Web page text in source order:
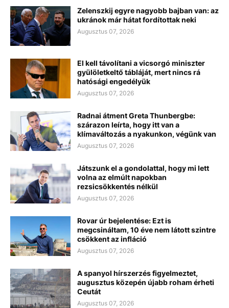
Zelenszkij egyre nagyobb bajban van: az
ukránok már hátat fordítottak neki
Augusztus 07, 2026
El kell távolítani a vicsorgó miniszter
gyülöletkeltő tábláját, mert nincs rá
hatósági engedélyük
Augusztus 07, 2026
Radnai átment Greta Thunbergbe:
szárazon leírta, hogy itt van a
klímaváltozás a nyakunkon, végünk van
Augusztus 07, 2026
Játszunk el a gondolattal, hogy mi lett
volna az elmúlt napokban
rezsicsökkentés nélkül
Augusztus 07, 2026
Rovar úr bejelentése: Ezt is
megcsináltam, 10 éve nem látott szintre
csökkent az infláció
Augusztus 07, 2026
A spanyol hírszerzés figyelmeztet,
augusztus közepén újabb roham érheti
Ceutát
Augusztus 07, 2026